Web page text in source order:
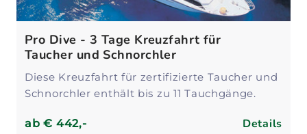
Pro Dive - 3 Tage Kreuzfahrt für
Taucher und Schnorchler
Diese Kreuzfahrt für zertifizierte Taucher und
Schnorchler enthält bis zu 11 Tauchgänge.
ab€ 442,- Details